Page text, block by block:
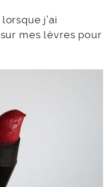
j’ai
mes lèvres pour